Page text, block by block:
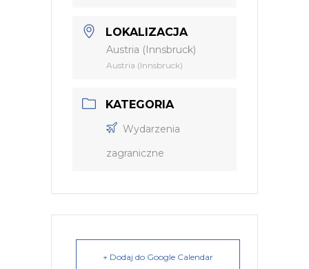
LOKALIZACJA
Austria (Innsbruck)
Austria (Innsbruck)
KATEGORIA
Wydarzenia
zagraniczne
+ Dodaj do Google Calendar